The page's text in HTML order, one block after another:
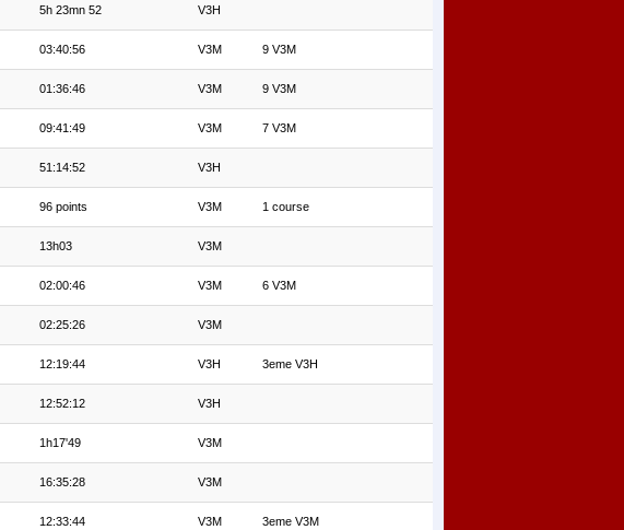
5h 23mn 52 V3H
03:40:56 V3M 9 V3M
01:36:46 V3M 9 V3M
09:41:49 V3M 7 V3M
51:14:52 V3H
96 points V3M 1 course
13h03 V3M
02:00:46 V3M 6 V3M
02:25:26 V3M
12:19:44 V3H 3eme V3H
12:52:12 V3H
1h17'49 V3M
16:35:28 V3M
12:33:44 V3M 3eme V3M